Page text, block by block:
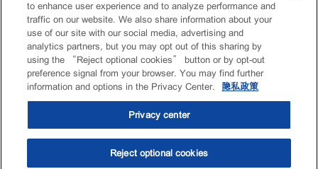
to enhance user experience and to analyze performance and
traffic on our website. We also share information about your
use of our site with our social media, advertising and
analytics partners, but you may opt out of this sharing by
using the “Reject optional cookies” button or by opt-out
preference signal from your browser. You may find further
information and options in the Privacy Center.
隐私政策
Privacy center
Reject optional cookies